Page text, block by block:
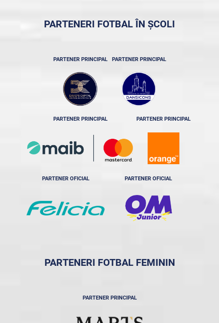
PARTENERI FOTBAL ÎN ȘCOLI
PARTENER PRINCIPAL PARTENER PRINCIPAL
PARTENER PRINCIPAL PARTENER PRINCIPAL
PARTENER OFICIAL PARTENER OFICIAL
PARTENERI FOTBAL FEMININ
PARTENER PRINCIPAL